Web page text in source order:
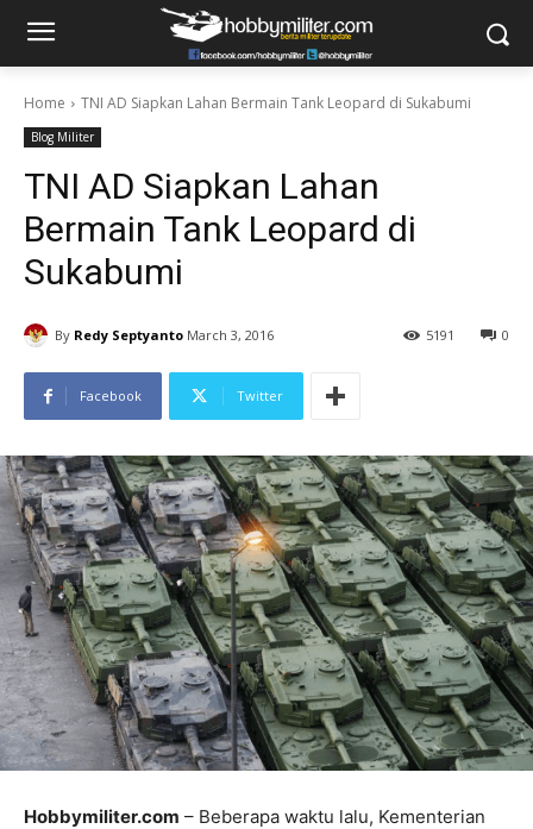
Home TNI AD Siapkan Lahan Bermain Tank Leopard di Sukabumi
Blog Militer
TNI AD Siapkan Lahan
Bermain Tank Leopard di
Sukabumi
By Redy Septyanto March 3, 2016 0
5191
Facebook Twitter
Hobbymiliter.com – Beberapa waktu lalu, Kementerian